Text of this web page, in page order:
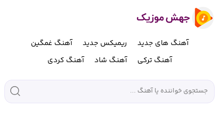
آهنگ های جدید ریمیکس جدید
آهنگ غمگین
آهنگ ترکی
آهنگ شاد آهنگ کردی